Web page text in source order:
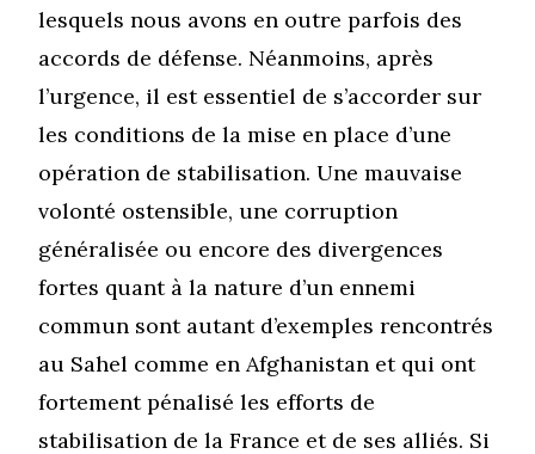
lesquels nous avons en outre parfois des
accords de défense. Néanmoins, après
l’urgence, il est essentiel de s’accorder sur
les conditions de la mise en place d’une
opération de stabilisation. Une mauvaise
volonté ostensible, une corruption
généralisée ou encore des divergences
fortes quant à la nature d’un ennemi
commun sont autant d’exemples rencontrés
au Sahel comme en Afghanistan et qui ont
fortement pénalisé les efforts de
stabilisation de la France et de ses alliés. Si